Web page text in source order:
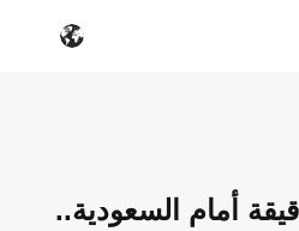
لن ألعب 90 دقيقة أمام السعودية..